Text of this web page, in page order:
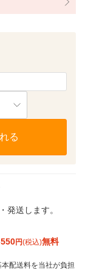
る
発送します。
550円(税込)無料
配送料を当社が負担